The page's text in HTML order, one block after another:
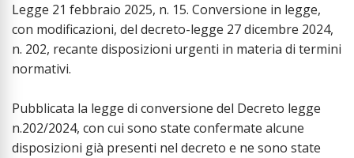
Legge 21 febbraio 2025, n. 15. Conversione in legge,
con modificazioni, del decreto-legge 27 dicembre 2024,
n. 202, recante disposizioni urgenti in materia di termini
normativi.
Pubblicata la legge di conversione del Decreto legge
n.202/2024, con cui sono state confermate alcune
disposizioni già presenti nel decreto e ne sono state